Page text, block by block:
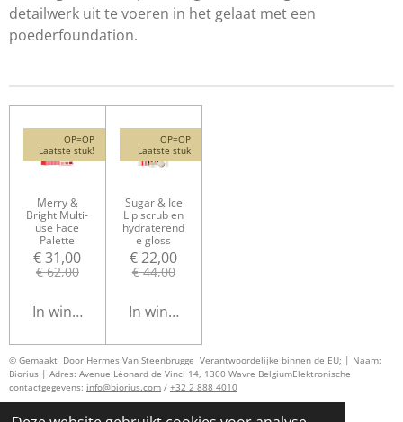
detailwerk uit te voeren in het gelaat met een
poederfoundation.
OP=OP
Laatste stuk!
Merry &
Bright Multi-
use Face
Palette
€ 31,00
€ 62,00
In winkelwagen
OP=OP
Laatste stuk
Sugar & Ice
Lip scrub en
hydraterend
e gloss
€ 22,00
€ 44,00
In winkelwagen
© Gemaakt Door Hermes Van Steenbrugge Verantwoordelijke binnen de EU; | Naam:
Biorius | Adres: Avenue Léonard de Vinci 14, 1300 Wavre BelgiumElektronische
contactgegevens: info@biorius.com / +32 2 888 4010